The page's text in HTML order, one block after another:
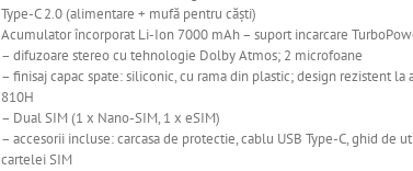
Type-C 2.0 (alimentare + mufă pentru căști)
Acumulatorîncorporat Li-Ion 7000 mAh – suport incarcare
– difuzoare stereo cu tehnologie Dolby Atmos; 2 microfoane
– finisaj capac spate: siliconic, cu rama din plastic; design rezistent la
810H
– Dual SIM (1 x Nano-SIM, 1 x eSIM)
– accesorii incluse: carcasa de protectie, cablu USB Type-C, ghid de
cartelei SIM